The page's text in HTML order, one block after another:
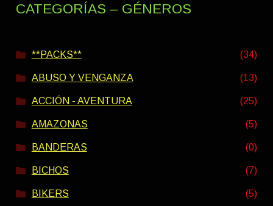
CATEGORÍAS – GÉNEROS
**PACKS** (34)
ABUSO Y VENGANZA (13)
ACCIÓN - AVENTURA (25)
AMAZONAS (5)
BANDERAS (0)
BICHOS (7)
BIKERS (5)